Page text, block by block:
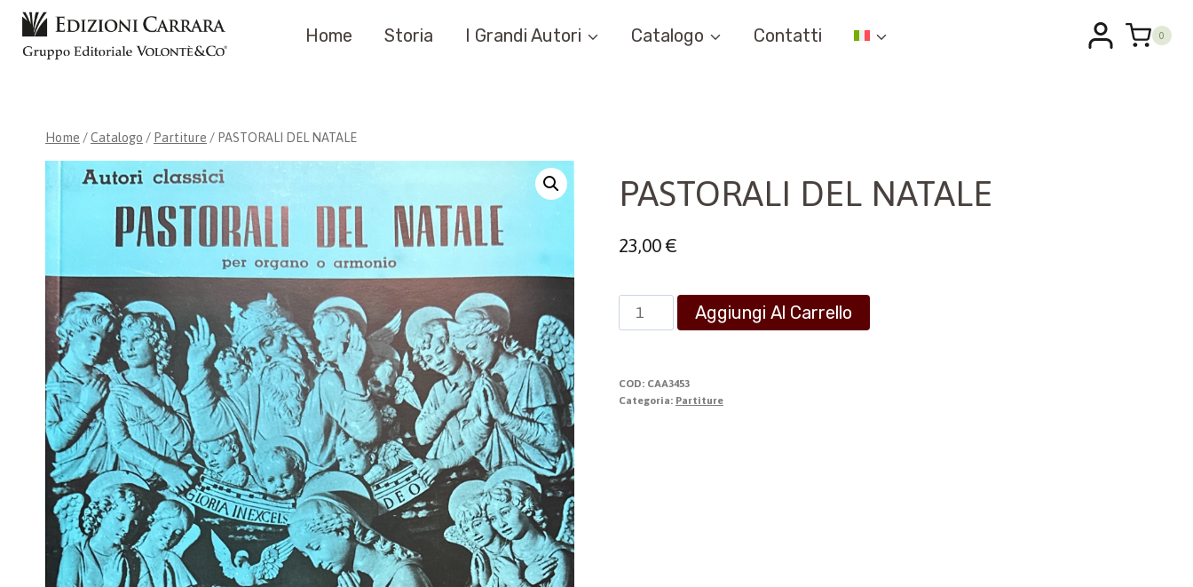
Salta
contenuto
Home Storia I Grandi Autori Catalogo Contatti 0
Home /Catalogo / Partiture / PASTORALI DEL NATALE
PASTORALI DEL NATALE
23,00€
PASTORALI
DEL
quantità
Aggiungi Al Carrello
COD: CAA3453
Categoria: Partiture